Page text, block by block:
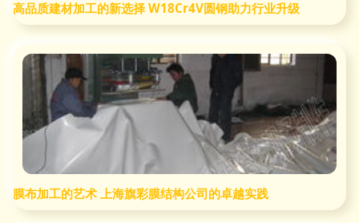
高品质建材加工的新选择 W18Cr4V圆钢助力行业升级
膜布加工的艺术 上海旗彩膜结构公司的卓越实践